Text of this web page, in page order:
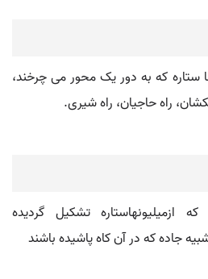
که به دور یک محور می چرخند،
راه حاجیان، راه شیری.
ازمیلیونهاستاره تشکیل گردیده
جاده که در آن کاه پاشیده باشند